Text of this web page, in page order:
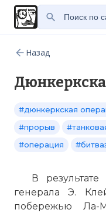
Назад
#дюнкеркская
#прорыв
#операция
В
генерала Э.
побережью